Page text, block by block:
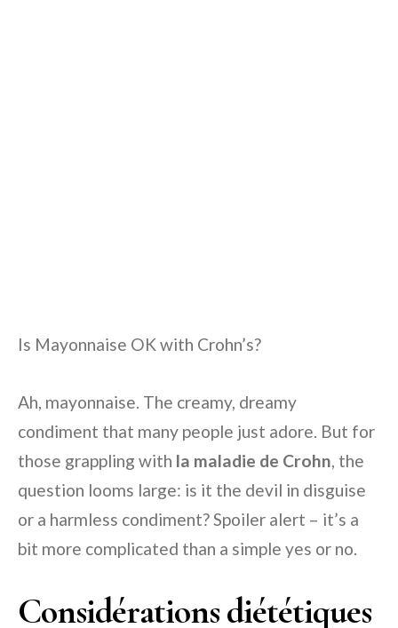
Is Mayonnaise OK with Crohn’s?
Ah, mayonnaise. The creamy, dreamy
condiment that many people just adore. But for
those grappling with la maladie de Crohn, the
question looms large: is it the devil in disguise
or a harmless condiment? Spoiler alert – it’s a
bit more complicated than a simple yes or no.
Considérations diététiques